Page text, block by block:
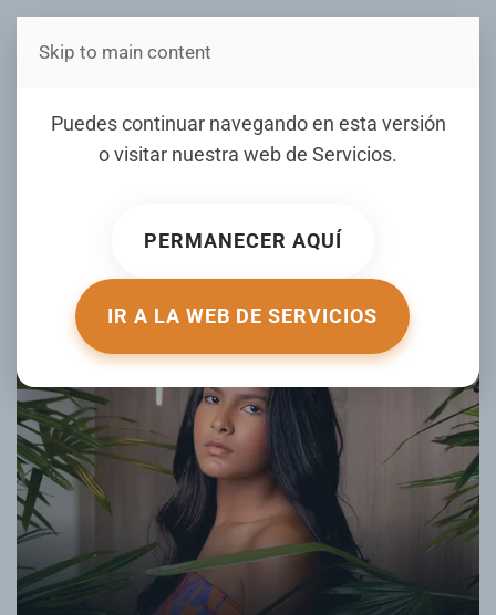
Estás en Telenord Medios
Puedes continuar navegando en esta versión
o visitar nuestra web de Servicios.
PERMANECER AQUÍ
IR A LA WEB DE SERVICIOS
Skip to main content
Ana Beatriz asegura que
las críticas ya no le afectan
que ama
ESCRITO POR LUMINARIASTV.COM EL 24 MARZO 2026
PUBLICADO EN
FARANDULA.